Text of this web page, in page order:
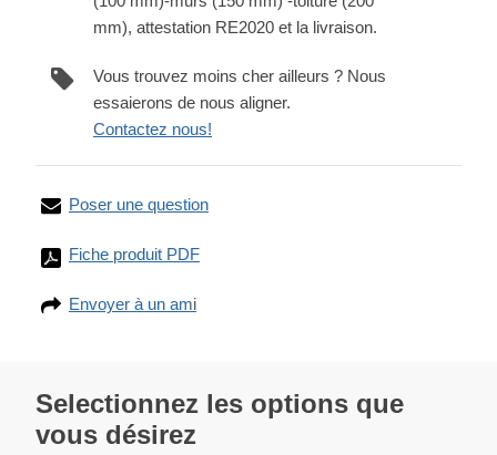
mm), attestation RE2020 et la livraison.
Vous trouvez moins cher ailleurs ? Nous
essaierons de nous aligner.
Contactez nous!
Poser une question
Fiche produit PDF
Envoyer à un ami
Selectionnez les options que
vous désirez